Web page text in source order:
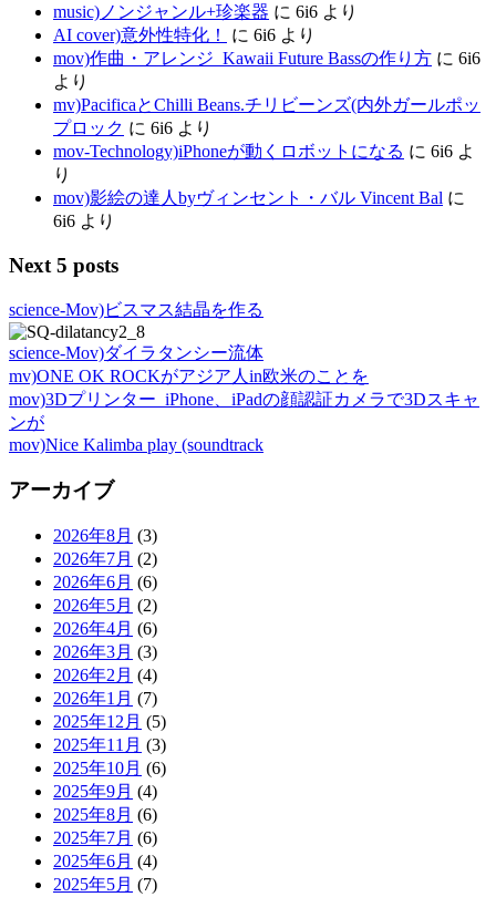
music)ノンジャンル+珍楽器 に 6i6 より
AI cover)意外性特化！
に 6i6 より
mov)作曲・アレンジ_Kawaii Future Bassの作り方 に 6i6
より
mv)PacificaとChilli Beans.チリビーンズ(内外ガールポッ
プロック に 6i6 より
mov-Technology)iPhoneが動くロボットになる に 6i6 よ
り
mov)影絵の達人byヴィンセント・バル Vincent Bal に
6i6 より
Next 5 posts
science-Mov)ビスマス結晶を作る
science-Mov)ダイラタンシー流体
mv)ONE OK ROCKがアジア人in欧米のことを
mov)3Dプリンター_iPhone、iPadの顔認証カメラで3Dスキャ
ンが
mov)Nice Kalimba play (soundtrack
アーカイブ
2026年8月 (3)
2026年7月 (2)
2026年6月 (6)
2026年5月 (2)
2026年4月 (6)
2026年3月 (3)
2026年2月 (4)
2026年1月 (7)
2025年12月 (5)
2025年11月 (3)
2025年10月 (6)
2025年9月 (4)
2025年8月 (6)
2025年7月 (6)
2025年6月 (4)
2025年5月 (7)